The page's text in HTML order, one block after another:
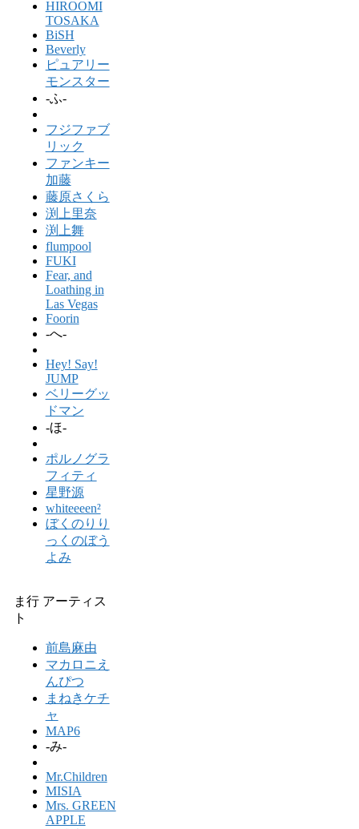
HIROOMI
TOSAKA
BiSH
Beverly
ピュアリー
モンスター
-ふ-
フジファブ
リック
ファンキー
加藤
藤原さくら
渕上里奈
渕上舞
flumpool
FUKI
Fear, and
Loathing in
Las Vegas
Foorin
-へ-
Hey! Say!
JUMP
ベリーグッ
ドマン
-ほ-
ポルノグラ
フィティ
星野源
whiteeeen²
ぼくのりり
っくのぼう
よみ
ま行 アーティス
ト
前島麻由
マカロニえ
んぴつ
まねきケチ
ャ
MAP6
-み-
Mr.Children
MISIA
Mrs. GREEN
APPLE